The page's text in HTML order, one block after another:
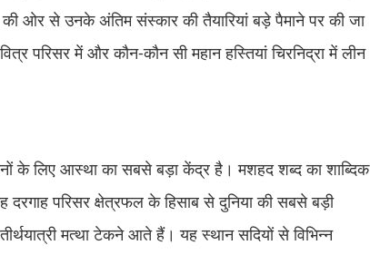
ओर से उनके अंतिम संस्कार की तैयारियां बड़े पैमाने पर की जा
परिसर में और कौन-कौन सी महान हस्तियां चिरनिद्रा में लीन
के लिए आस्था का सबसे बड़ा केंद्र है। मशहद शब्द का शाब्दिक
परिसर क्षेत्रफल के हिसाब से दुनिया की सबसे बड़ी
मत्था टेकने आते हैं। यह स्थान सदियों से विभिन्न